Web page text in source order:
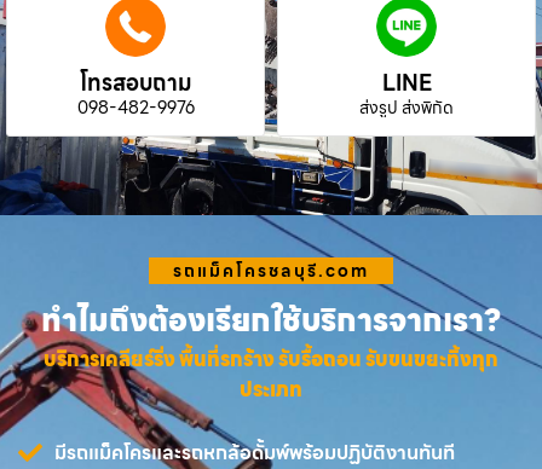
โทรสอบถาม
098-482-9976
LINE
ส่งรูป ส่งพิกัด
รถแม็คโครชลบุรี.com
ทำไมถึงต้องเรียกใช้บริการจากเรา?
บริการเคลียร์ริ่ง พื้นที่รกร้าง รับรื้อถอน รับขนขยะทิ้งทุก
ประเภท
มีรถแม็คโครและรถหกล้อดั้มพ์พร้อมปฏิบัติงานทันที